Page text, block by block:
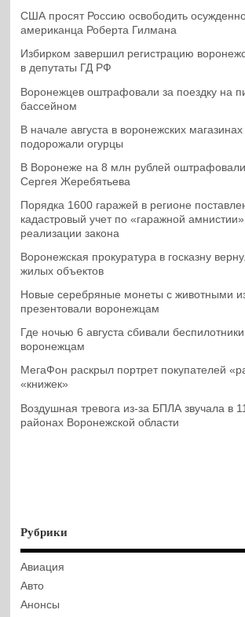
США просят Россию освободить
американца Роберта Гилмана
Избирком завершил регистрацию
в депутаты ГД РФ
Воронежцев оштрафовали за поездку на
бассейном
В начале августа в воронежских
подорожали огурцы
В Воронеже на 8 млн рублей оштрафовали
Сергея Жеребятьева
Порядка 1600 гаражей в регионе
кадастровый учет по «гаражной
реализации закона
Воронежская прокуратура в госказну
жилых объектов
Новые серебряные монеты с животными
презентовали воронежцам
Где ночью 6 августа сбивали
воронежцам
МегаФон раскрыл портрет покупателей
«книжек»
Воздушная тревога из-за БПЛА звучала в
районах Воронежской области
Рубрики
Авиация
Авто
Анонсы